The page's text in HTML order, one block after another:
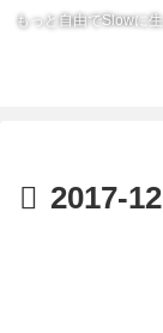
もっと自由でSlowに
2017-12